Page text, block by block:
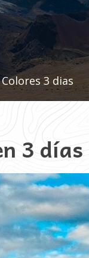
3 dias
3 días